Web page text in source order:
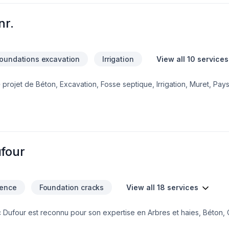
excavation Irrigation View all 10 services
de Béton, Excavation, Fosse septique, Irrigation, Muret,
vos projets tout en respectant vos exigences, vos délais
Foundation cracks View all 18 services
Dufour est reconnu pour son expertise en Arbres et haies, Béton,